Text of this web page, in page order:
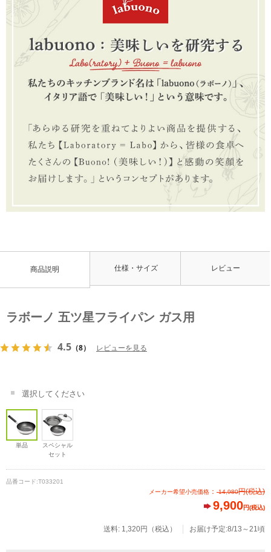
商品説明 仕様・サイズ レビュー
ラボーノ 五ツ星フライパン ガス用
4.5 （8） レビューを見る
選択してください
単品
スペシャル
セット
品番コード:T033201
メーカー希望小売価格 ： 14,980円(税込)
9,900円(税込)
送料: 1,320円（税込） お届け予定:8/13～21頃